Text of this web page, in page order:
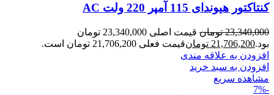
کنتاکتور هیوندای 115 آمپر 220 ولت AC
23,340,000 تومان
قیمت اصلی 23,340,000 تومان
بود.21,706,200 تومانقیمت فعلی 21,706,200 تومان است.
افزودن به علاقه مندی
افزودن به سبد خرید
مشاهده سریع
-7%